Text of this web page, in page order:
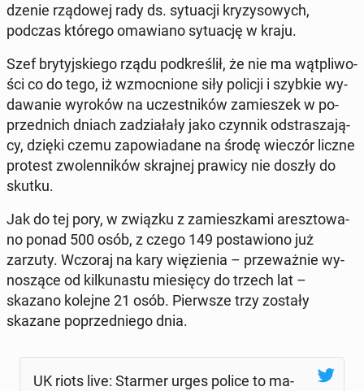
dze­nie rzą­do­wej rady ds. sy­tu­acji kry­zy­so­wych,
podczas którego oma­wia­no sy­tu­ację w kraju.
Szef bry­tyj­skie­go rządu pod­kre­ślił, że nie ma wąt­pli­wo­
ści co do tego, iż wzmoc­nio­ne siły policji i szybkie wy­
da­wa­nie wyroków na uczest­ni­ków za­mie­szek w po­
przed­nich dniach za­dzia­ła­ły jako czynnik od­stra­sza­ją­
cy, dzięki czemu za­po­wia­da­ne na środę wieczór liczne
protest zwo­len­ni­ków skraj­nej prawicy nie doszły do
skutku.
Jak do tej pory, w związku z za­miesz­ka­mi aresz­to­wa­
no ponad 500 osób, z czego 149 po­sta­wio­no już
zarzuty. Wczoraj na kary wię­zie­nia – prze­waż­nie wy­
no­szą­ce od kil­ku­na­stu mie­się­cy do trzech lat –
skazano kolejne 21 osób. Pierw­sze trzy zostały
skazane po­przed­nie­go dnia.
UK riots live: Starmer urges police to ma­